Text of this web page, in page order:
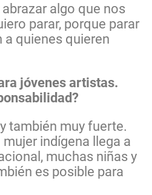
algo que nos
parar, porque parar
a quienes quieren
jóvenes artistas.
también muy fuerte.
indígena llega a
muchas niñas y
es posible para